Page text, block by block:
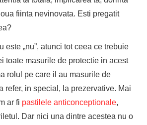
fiinta nevinovata. Esti pregatit
este „nu”, atunci tot ceea ce trebuie
toate masurile de protectie in acest
rolul pe care il au masurile de
refer, in special, la prezervative. Mai
ar fi pastilele anticonceptionale,
Dar nici una dintre acestea nu o